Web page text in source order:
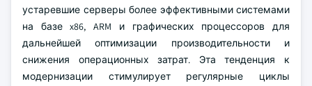
устаревшие серверы более эффективными системами
на базе x86, ARM и графических процессоров для
дальнейшей оптимизации производительности и
снижения операционных затрат. Эта тенденция к
модернизации стимулирует регулярные циклы